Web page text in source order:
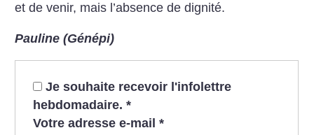
et de venir, mais l’absence de dignité.
Pauline (Génépi)
Je souhaite recevoir l'infolettre
hebdomadaire. *
Votre adresse e-mail *